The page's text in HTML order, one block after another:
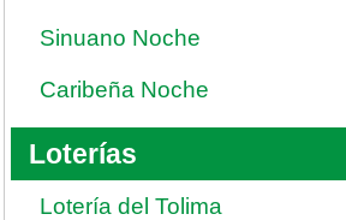
Sinuano Noche
Caribeña Noche
Loterías
Lotería del Tolima